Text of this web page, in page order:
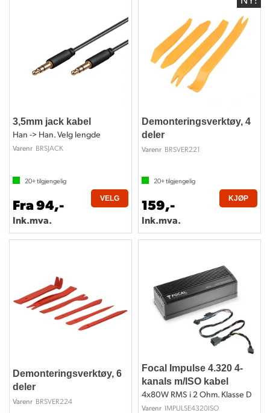
3,5mm jack kabel
Han -> Han. Velg lengde
Varenr BRSJACK
20+tilgjengelig
Fra 94,-
Ink.mva.
VELG
Demonteringsverktøy, 4
deler
Varenr BRSVER221
20+tilgjengelig
159,-
Ink.mva.
KJØP
Demonteringsverktøy, 6
deler
Varenr BRSVER224
Focal Impulse 4.320 4-
kanals m/ISO kabel
4x80W RMS i 2 Ohm. Klasse D
Varenr IMPULSE4320ISO